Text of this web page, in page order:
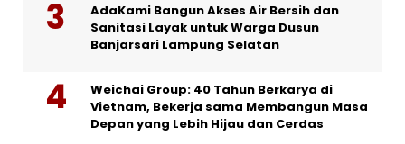
AdaKami Bangun Akses Air Bersih dan
Sanitasi Layak untuk Warga Dusun
Banjarsari Lampung Selatan
Weichai Group: 40 Tahun Berkarya di
Vietnam, Bekerja sama Membangun Masa
Depan yang Lebih Hijau dan Cerdas